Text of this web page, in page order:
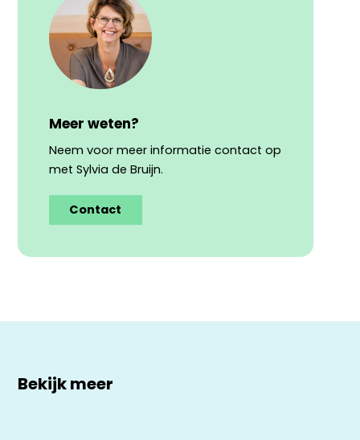
Meer weten?
Neem voor meer informatie contact op
met Sylvia de Bruijn.
Contact
Bekijk meer